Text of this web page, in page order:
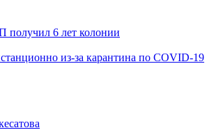
получил 6 лет колонии
из-за карантина по COVID-19